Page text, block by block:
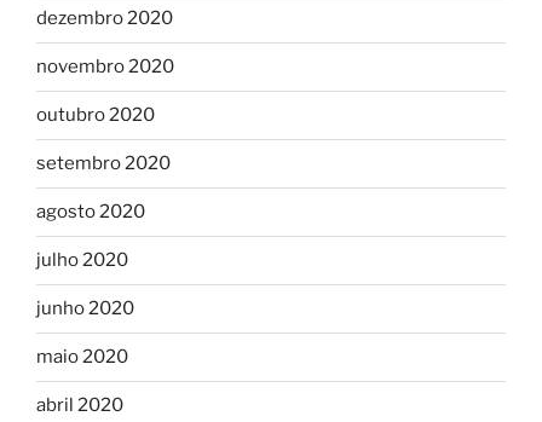
dezembro 2020
novembro 2020
outubro 2020
setembro 2020
agosto 2020
julho 2020
junho 2020
maio 2020
abril 2020